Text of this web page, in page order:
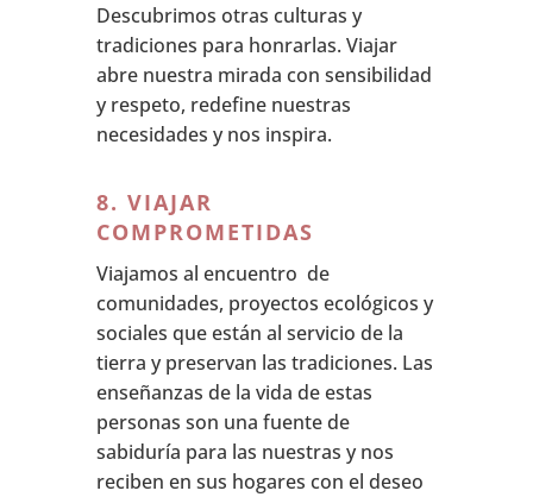
Descubrimos otras culturas y
tradiciones para honrarlas. Viajar
abre nuestra mirada con sensibilidad
y respeto, redefine nuestras
necesidades y nos inspira.
8. VIAJAR
COMPROMETIDAS
Viajamos al encuentro de
comunidades, proyectos ecológicos y
sociales que están al servicio de la
tierra y preservan las tradiciones. Las
enseñanzas de la vida de estas
personas son una fuente de
sabiduría para las nuestras y nos
reciben en sus hogares con el deseo